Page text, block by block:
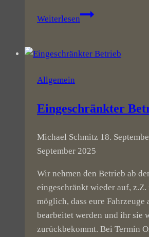
Weiterlesen
Rückblick
Allgemein
Eingeschränkter
Michael Schmitz 18.
September 2025
Wir nehmen den Betrieb ab
eingeschränkt wieder auf, z.Z.
möglich, dass eure Fahrzeuge
bearbeitet werden und ihr sie
zurückbekommt. Bei Termin